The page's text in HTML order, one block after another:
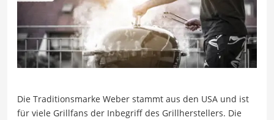
Die Traditionsmarke Weber stammt aus den USA und ist
für viele Grillfans der Inbegriff des Grillherstellers. Die